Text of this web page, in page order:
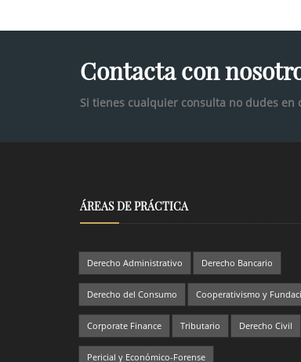
Contacta con
Si tienes cualquier consulta no dudes en
ÁREAS DE PRÁCTICA
Derecho Administrativo Derecho Bancario
Derecho del Consumo Cooperativismo y
Corporate Finance Tributario Derecho Civil
Pericial y Económico-Forense